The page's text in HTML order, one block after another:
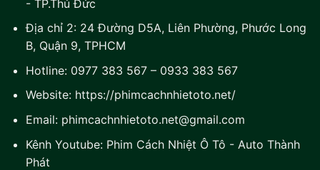
- TP.Thủ Đức
Địa chỉ 2: 24 Đường D5A, Liên Phường, Phước Long
B, Quận 9, TPHCM
Hotline: 0977 383 567– 0933 383 567
Website: https://phimcachnhietoto.net/
Email: phimcachnhietoto.net@gmail.com
Kênh Youtube: Phim Cách Nhiệt Ô Tô - Auto Thành
Phát